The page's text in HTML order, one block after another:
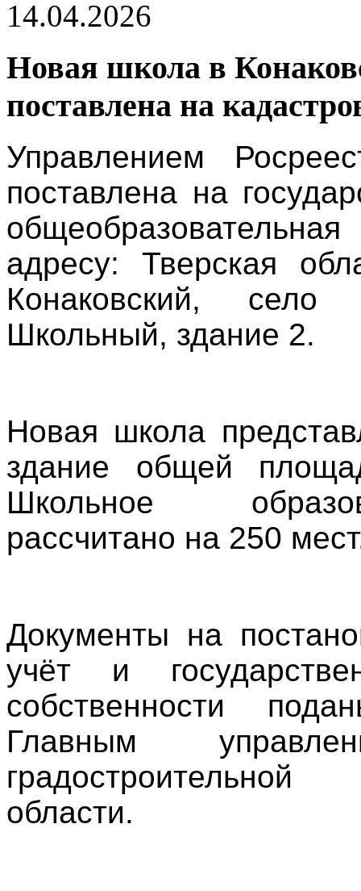
14.04.2026
Новая школа в
поставлена на
Управлением
поставлена на
адресу: Тверская
Конаковский,
Школьный, здание 2.
Новая школа
здание общей
Школьное
рассчитано на 250
Документы на
учёт и
собственности
Главным
области.